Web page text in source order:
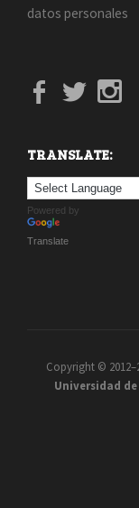
datos personales
TRANSLATE:
Powered by
Translate
Copyright ©
Universidad